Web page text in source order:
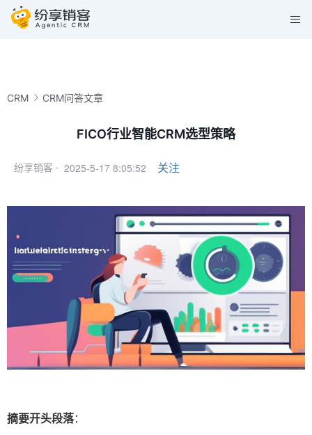
CRM CRM问答文章
FICO行业智能CRM选型策略
纷享销客 · 2025-5-17 8:05:52 关注
摘要开头段落：